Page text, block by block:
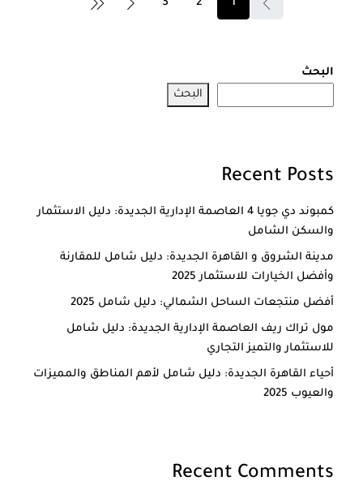
البحث
البحث
Recent Posts
كمبوند دي جويا 4 العاصمة الإدارية الجديدة: دليل الاستثمار
والسكن الشامل
مدينة الشروق و القاهرة الجديدة: دليل شامل للمقارنة
وأفضل الخيارات للاستثمار 2025
أفضل منتجعات الساحل الشمالي: دليل شامل 2025
مول تراك ريف العاصمة الإدارية الجديدة: دليل شامل
للاستثمار والتميز التجاري
أحياء القاهرة الجديدة: دليل شامل لأهم المناطق والمميزات
والعيوب 2025
Recent Comments